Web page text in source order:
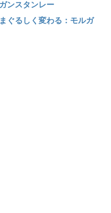
ンスタンレー
ぐるしく変わる：モルガ